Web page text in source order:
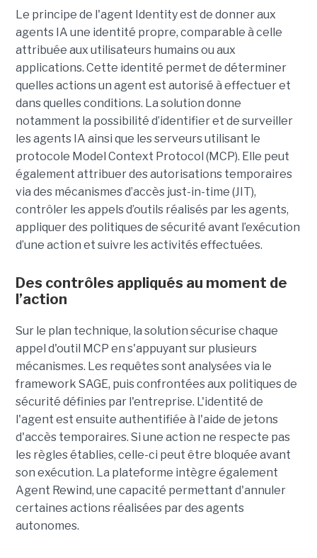
Le principe de l'agent Identity est de donner aux
agents IA une identité propre, comparable à celle
attribuée aux utilisateurs humains ou aux
applications. Cette identité permet de déterminer
quelles actions un agent est autorisé à effectuer et
dans quelles conditions. La solution donne
notamment la possibilité d’identifier et de surveiller
les agents IA ainsi que les serveurs utilisant le
protocole Model Context Protocol (MCP). Elle peut
également attribuer des autorisations temporaires
via des mécanismes d’accès just-in-time (JIT),
contrôler les appels d’outils réalisés par les agents,
appliquer des politiques de sécurité avant l’exécution
d’une action et suivre les activités effectuées.
Des contrôles appliqués au moment de
l’action
Sur le plan technique, la solution sécurise chaque
appel d'outil MCP en s'appuyant sur plusieurs
mécanismes. Les requêtes sont analysées via le
framework SAGE, puis confrontées aux politiques de
sécurité définies par l'entreprise. L'identité de
l'agent est ensuite authentifiée à l'aide de jetons
d'accès temporaires. Si une action ne respecte pas
les règles établies, celle-ci peut être bloquée avant
son exécution. La plateforme intègre également
Agent Rewind, une capacité permettant d'annuler
certaines actions réalisées par des agents
autonomes.